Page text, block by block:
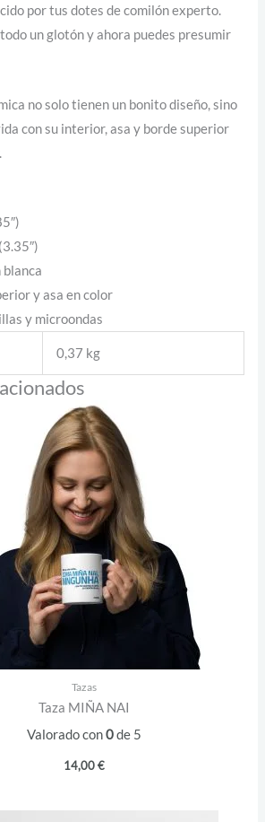
por tus dotes de comilón experto.
un glotón y ahora puedes presumir
no solo tienen un bonito diseño, sino
con su interior, asa y borde superior
blanca
y asa en color
y microondas
0,37 kg
Tazas
Taza MIÑA NAI
Valorado con0de 5
14,00€